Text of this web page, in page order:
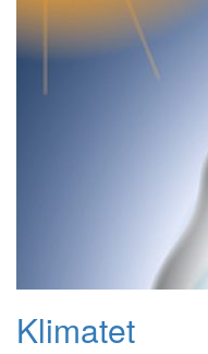
Klimatet